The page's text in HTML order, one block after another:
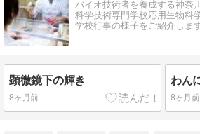
バイオ技術者を養成する神奈
科学技術専門学校応用生物科
学校行事の様子をご紹介します
顕微鏡下の輝き
8ヶ月前 8ヶ月前